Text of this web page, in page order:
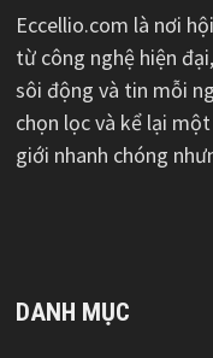
Eccellio.com là nơi
từ công nghệ hiện
sôi động và tin mỗi
chọn lọc và kể lại
giới nhanh chóng
DANH MỤC